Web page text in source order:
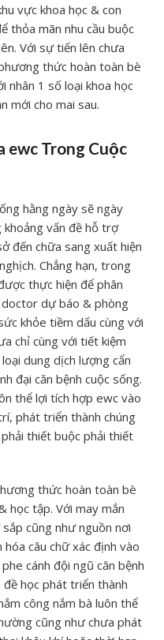
vực khoa học & con
thỏa mãn nhu cầu buộc
Với sự tiến lên chưa
thức hoàn toàn bè
nhân 1 số loại khoa học
mới cho mai sau.
ewc Trong Cuộc
hằng ngày sẽ ngày
vấn đề hỗ trợ
đến chữa sang xuất hiện
Chẳng hạn, trong
thực hiện để phân
doctor dự báo & phòng
khỏe tiềm dấu cùng với
chỉ cùng với tiết kiệm
dung dịch lượng cẩn
đại căn bệnh cuộc sống.
thể lợi tích hợp ewc vào
phát triển thành chúng
thiết buộc phải thiết
thức hoàn toàn bè
học tập. Với may mắn
cũng như nguồn nơi
câu chữ xác định vào
cánh đội ngũ căn bệnh
đề học phát triển thành
công nắm bà luôn thể
cũng như chưa phát